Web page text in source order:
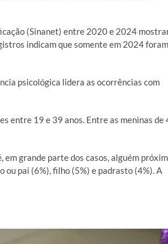
(Sinanet) entre 2020 e 2024
indicam que somente em 2024 foram
psicológica lidera as ocorrências com
entre 19 e 39 anos. Entre as meninas de
em grande parte dos casos, alguém
ou pai (6%), filho (5%) e padrasto (4%). A